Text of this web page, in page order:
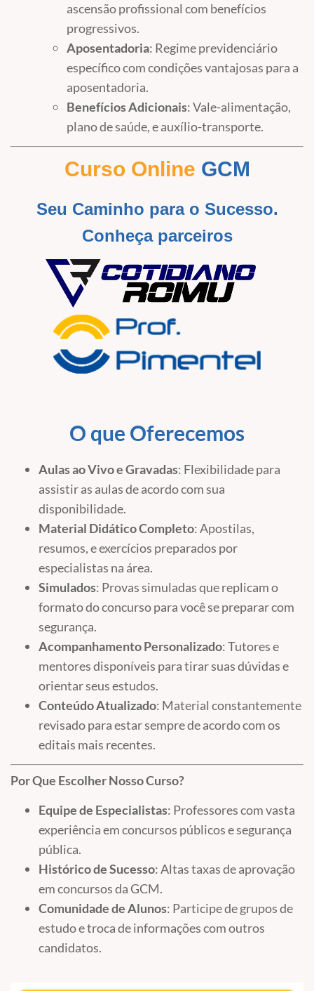
ascensão profissional com benefícios
progressivos.
Aposentadoria: Regime previdenciário
específico com condições vantajosas para a
aposentadoria.
Benefícios Adicionais: Vale-alimentação,
plano de saúde, e auxílio-transporte.
Curso Online GCM
Seu Caminho para o Sucesso.
Conheçaparceiros
O que Oferecemos
Aulas ao Vivo e Gravadas: Flexibilidade para
assistir as aulas de acordo com sua
disponibilidade.
Material Didático Completo: Apostilas,
resumos, e exercícios preparados por
especialistas na área.
Simulados: Provas simuladas que replicam o
formato do concurso para você se preparar com
segurança.
Acompanhamento Personalizado: Tutores e
mentores disponíveis para tirar suas dúvidas e
orientar seus estudos.
Conteúdo Atualizado: Material constantemente
revisado para estar sempre de acordo com os
editais mais recentes.
Por Que Escolher Nosso Curso?
Equipe de Especialistas: Professores com vasta
experiência em concursos públicos e segurança
pública.
Histórico de Sucesso: Altas taxas de aprovação
em concursos da GCM.
Comunidade de Alunos: Participe de grupos de
estudo e troca de informações com outros
candidatos.